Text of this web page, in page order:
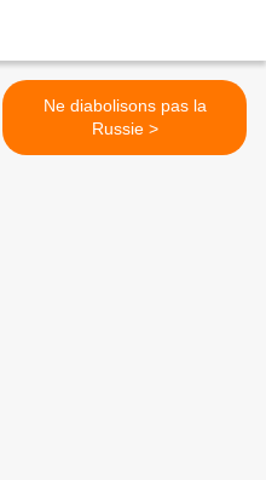
Ne diabolisons pas la
Russie >